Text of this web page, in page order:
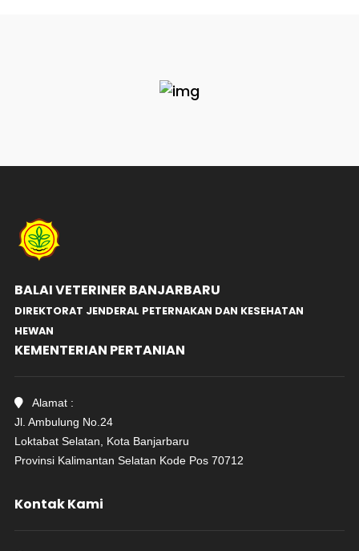
BALAI VETERINER BANJARBARU
DIREKTORAT JENDERAL PETERNAKAN DAN KESEHATAN
HEWAN
KEMENTERIAN PERTANIAN
Alamat :
Jl. Ambulung No.24
Loktabat Selatan, Kota Banjarbaru
Provinsi Kalimantan Selatan Kode Pos 70712
Kontak Kami